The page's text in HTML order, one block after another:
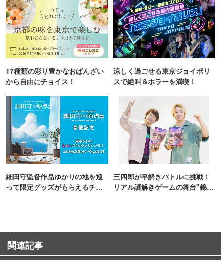
17種類の彩り豊かなおばんざい
から自由にチョイス！
涼しく過ごせる東京ジョイポリ
スで絶叫＆ホラーを満喫！
細田守監督作品ゆかりの地を巡
って限定グッズがもらえるチャ
三四郎が早解きバトルに挑戦！
リアル謎解きゲームの舞台"錦糸
関連記事